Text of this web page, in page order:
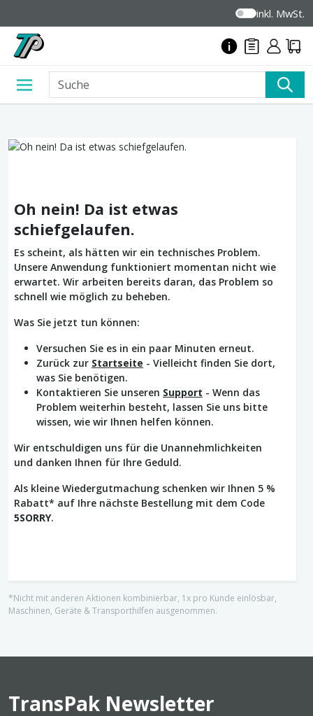
inkl. MwSt.
Oh nein! Da ist etwas
schiefgelaufen.
Es scheint, als hätten wir ein technisches Problem.
Unsere Anwendung funktioniert momentan nicht wie
erwartet. Wir arbeiten bereits daran, das Problem so
schnell wie möglich zu beheben.
Was Sie jetzt tun können:
Versuchen Sie es in ein paar Minuten erneut.
Zurück zur Startseite - Vielleicht finden Sie dort,
was Sie benötigen.
Kontaktieren Sie unseren Support - Wenn das
Problem weiterhin besteht, lassen Sie uns bitte
wissen, wie wir Ihnen helfen können.
Wir entschuldigen uns für die Unannehmlichkeiten
und danken Ihnen für Ihre Geduld.
Als kleine Wiedergutmachung schenken wir Ihnen 5 %
Rabatt* auf Ihre nächste Bestellung mit dem Code
5SORRY.
*Nicht mit anderen Aktionen kombinierbar, 1x pro Kunde einlösbar,
Maschinen, Geräte & Transporthilfen ausgenommen.
TransPak Newsletter